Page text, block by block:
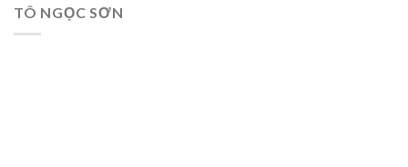
TÔ NGỌC SƠN